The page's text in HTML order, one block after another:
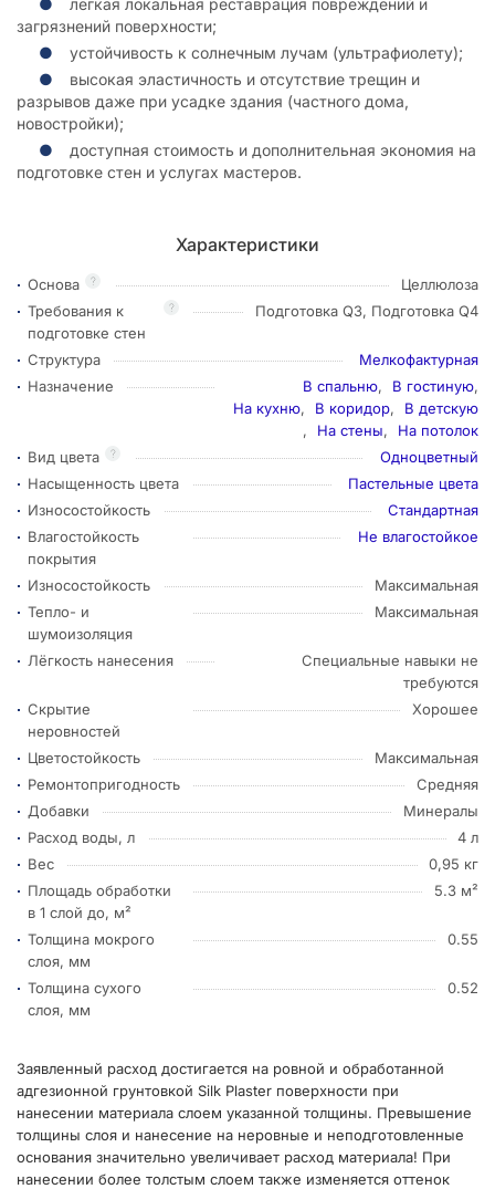
легкая локальная реставрация повреждений и
загрязнений поверхности;
устойчивость к солнечным лучам (ультрафиолету);
высокая эластичность и отсутствие трещин и
разрывов даже при усадке здания (частного дома,
новостройки);
доступная стоимость и дополнительная экономия на
подготовке стен и услугах мастеров.
Характеристики
?
Основа Целлюлоза
?
Требования к
подготовке стен
Подготовка Q3, Подготовка Q4
Структура
Мелкофактурная
Назначение
В спальню, В гостиную,
На кухню, В коридор,
В детскую
,
На стены, На потолок
?
Вид цвета
Одноцветный
Насыщенность цвета
Пастельные цвета
Износостойкость
Стандартная
Влагостойкость
покрытия
Не влагостойкое
Износостойкость
Максимальная
Тепло- и
шумоизоляция
Максимальная
Лёгкость нанесения
Специальные навыки не
требуются
Скрытие
неровностей
Хорошее
Цветостойкость
Максимальная
Ремонтопригодность
Средняя
Добавки
Минералы
Расход воды, л
4 л
Вес
0,95 кг
Площадь обработки
в 1 слой до, м²
5.3 м²
Толщина мокрого
слоя, мм
0.55
Толщина сухого
слоя, мм
0.52
Заявленный расход достигается на ровной и обработанной
адгезионной грунтовкой Silk Plaster поверхности при
нанесении материала слоем указанной толщины. Превышение
толщины слоя и нанесение на неровные и неподготовленные
основания значительно увеличивает расход материала! При
нанесении более толстым слоем также изменяется оттенок